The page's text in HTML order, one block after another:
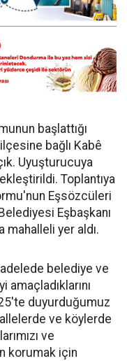
başlattığı
bağlı Kabê
Uyuşturucuya
Toplantıya
Eşsözcüleri
Eşbaşkanı
mahalleli yer aldı.
belediye ve
amaçladıklarını
duyurduğumuz
ve köylerde
ve
korumak için